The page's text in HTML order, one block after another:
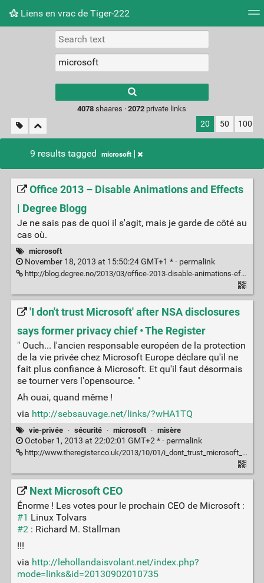
Liens en vrac de Tiger-222
Picture wall
results.
4078 shaares ·2072 private links
20 50 100
9 results tagged microsoft
Office 2013 – Disable Animations and Effects
| Degree Blogg
Je ne sais pas de quoi il s'agit, mais je garde de côté au
cas où.
microsoft
November 18, 2013 at 15:50:24 GMT+1 * · permalink
http://blog.degree.no/2013/03/office-2013-disable-animations-effects/
'I don't trust Microsoft' after NSA disclosures
says former privacy chief • The Register
" Ouch... l'ancien responsable européen de la protection
de la vie privée chez Microsoft Europe déclare qu'il ne
fait plus confiance à Microsoft. Et qu'il faut désormais
se tourner vers l'opensource. "
Ah ouai, quand même !
via http://sebsauvage.net/links/?wHA1TQ
vie-privée · sécurité · microsoft · misère
October 1, 2013 at 22:02:01 GMT+2 * · permalink
http://www.theregister.co.uk/2013/10/01/i_dont_trust_microsoft_after_nsa_disclosures_says_its_former_privacy_chief/
Next Microsoft CEO
Énorme ! Les votes pour le prochain CEO de Microsoft :
#1 Linux Tolvars
#2: Richard M. Stallman
!!!
via http://lehollandaisvolant.net/index.php?
mode=links&id=20130902010735